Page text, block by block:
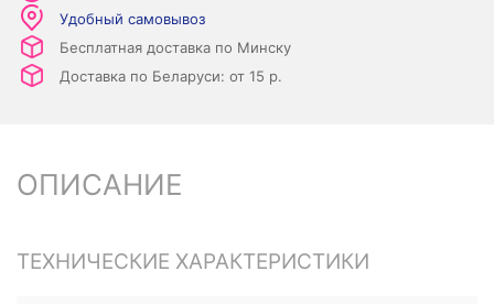
Удобный самовывоз
Бесплатная доставка по Минску
Доставка по Беларуси: от 15 р.
ОПИСАНИЕ
ТЕХНИЧЕСКИЕ ХАРАКТЕРИСТИКИ